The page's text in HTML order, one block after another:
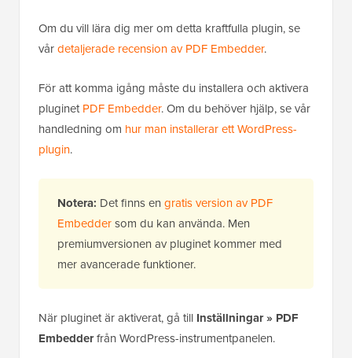
Om du vill lära dig mer om detta kraftfulla plugin, se
vårdetaljerade recension av PDF Embedder.
För att komma igång måste du installera och aktivera
pluginetPDF Embedder. Om du behöver hjälp, se vår
handledning om hur man installerar ett WordPress-
plugin.
Notera: Det finns en gratis version av PDF
Embeddersom du kan använda. Men
premiumversionen av pluginet kommer med
mer avancerade funktioner.
När pluginet är aktiverat, gå till Inställningar» PDF
Embedderfrån WordPress-instrumentpanelen.